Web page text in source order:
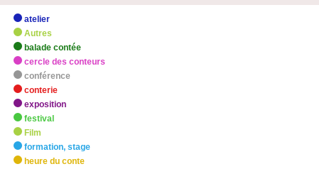
atelier
Autres
balade contée
cercle des conteurs
conférence
conterie
exposition
festival
Film
formation, stage
heure du conte